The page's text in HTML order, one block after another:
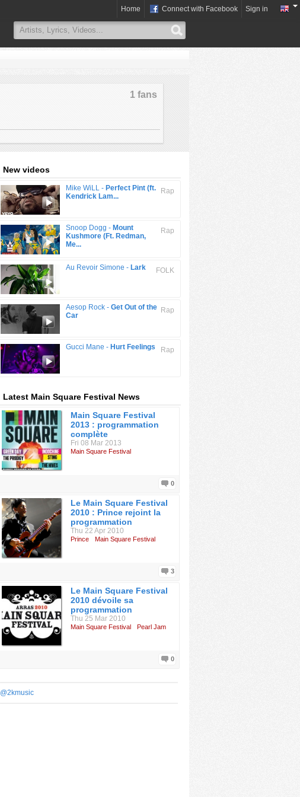
Home Connect with Facebook Sign in
1 fans
New videos
Rap
Mike WiLL - Perfect Pint (ft.
Kendrick Lam...
Rap
Snoop Dogg - Mount
Kushmore (Ft. Redman,
Me...
FOLK
Au Revoir Simone - Lark
Rap
Aesop Rock - Get Out of the
Car
Rap
Gucci Mane - Hurt Feelings
Latest Main Square Festival News
Main Square Festival
2013 : programmation
complète
Fri 08 Mar 2013
Main Square Festival
0
Le Main Square Festival
2010 : Prince rejoint la
programmation
Thu 22 Apr 2010
Prince Main Square Festival
3
Le Main Square Festival
2010 dévoile sa
programmation
Thu 25 Mar 2010
Main Square Festival Pearl Jam
0
@2kmusic